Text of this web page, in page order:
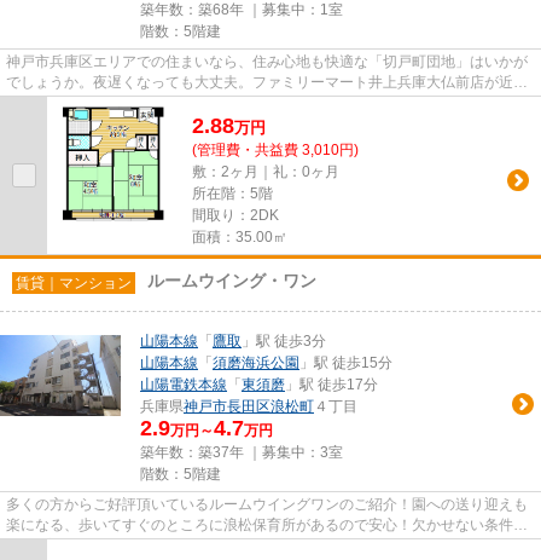
築年数：築68年 ｜募集中： 1室
階数：5階建
神戸市兵庫区エリアでの住まいなら、住み心地も快適な「切戸町団地」はいかが
でしょうか。夜遅くなっても大丈夫。ファミリーマート井上兵庫大仏前店が近く
(238m)にあるので急な買い物...
2.88万円
(管理費・共益費 3,010円)
敷：2ヶ月｜礼：0ヶ月
所在階：5階
間取り：2DK
面積：35.00㎡
賃貸｜マンション ルームウイング・ワン
山陽本線 「 鷹取 」駅 徒歩3分
山陽本線 「 須磨海浜公園 」駅 徒歩15分
山陽電鉄本線 「 東須磨 」駅 徒歩17分
兵庫県神戸市長田区浪松町 ４丁目
2.9万円～4.7万円
築年数：築37年 ｜募集中： 3室
階数：5階建
多くの方からご好評頂いているルームウイングワンのご紹介！園への送り迎えも
楽になる、歩いてすぐのところに浪松保育所があるので安心！欠かせない条件の